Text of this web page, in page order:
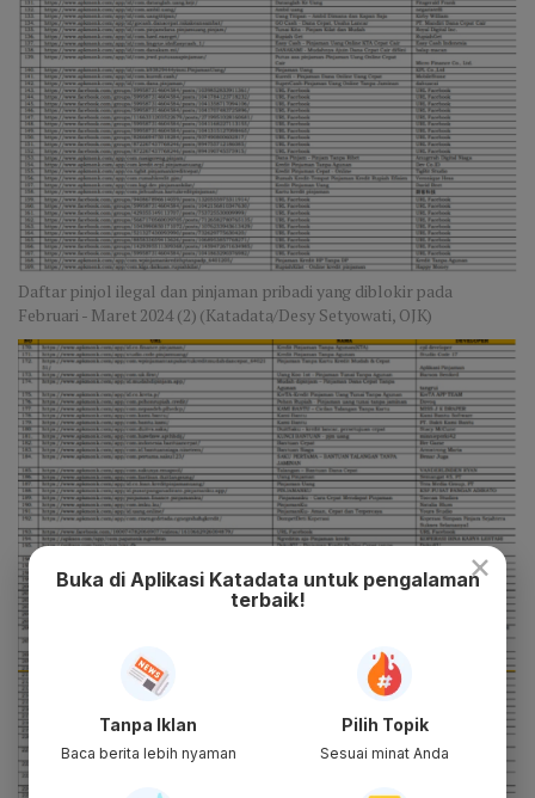
Daftar pinjol ilegal dan pinjaman pribadi yang diblokir pada
Februari - Maret 2024 (2) (Katadata/Desy Setyowati, OJK)
×
Buka di Aplikasi Katadata untuk pengalaman
terbaik!
Tanpa Iklan
Baca berita lebih nyaman
Pilih Topik
Sesuai minat Anda